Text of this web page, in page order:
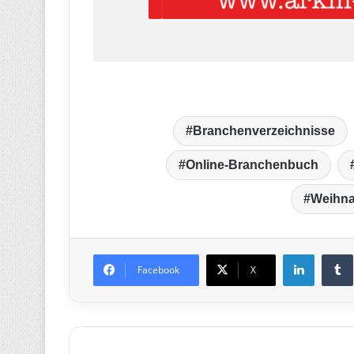
Branchenverzeichnisse
Online-Branchenbuch
Facebook X
LinkedIn